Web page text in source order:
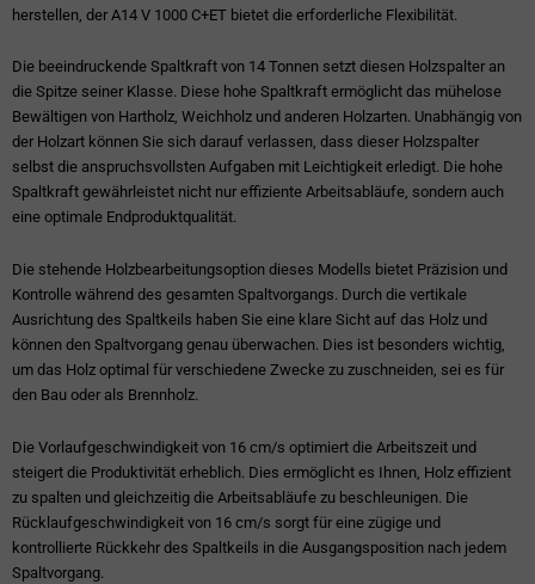
herstellen, der A14 V 1000 C+ET bietet die erforderliche Flexibilität.
Die beeindruckende Spaltkraft von 14 Tonnen setzt diesen Holzspalter an
die Spitze seiner Klasse. Diese hohe Spaltkraft ermöglicht das mühelose
Bewältigen von Hartholz, Weichholz und anderen Holzarten. Unabhängig von
der Holzart können Sie sich darauf verlassen, dass dieser Holzspalter
selbst die anspruchsvollsten Aufgaben mit Leichtigkeit erledigt. Die hohe
Spaltkraft gewährleistet nicht nur effiziente Arbeitsabläufe, sondern auch
eine optimale Endproduktqualität.
Die stehende Holzbearbeitungsoption dieses Modells bietet Präzision und
Kontrolle während des gesamten Spaltvorgangs. Durch die vertikale
Ausrichtung des Spaltkeils haben Sie eine klare Sicht auf das Holz und
können den Spaltvorgang genau überwachen. Dies ist besonders wichtig,
um das Holz optimal für verschiedene Zwecke zu zuschneiden, sei es für
den Bau oder als Brennholz.
Die Vorlaufgeschwindigkeit von 16 cm/s optimiert die Arbeitszeit und
steigert die Produktivität erheblich. Dies ermöglicht es Ihnen, Holz effizient
zu spalten und gleichzeitig die Arbeitsabläufe zu beschleunigen. Die
Rücklaufgeschwindigkeit von 16 cm/s sorgt für eine zügige und
kontrollierte Rückkehr des Spaltkeils in die Ausgangsposition nach jedem
Spaltvorgang.